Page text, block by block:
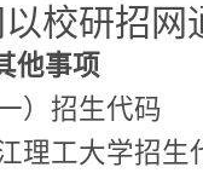
以校研招网
他事项
一）招生代码
理工大学招生